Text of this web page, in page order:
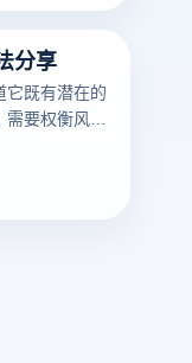
分享
它既有潜在的
要权衡风险
防关联的方